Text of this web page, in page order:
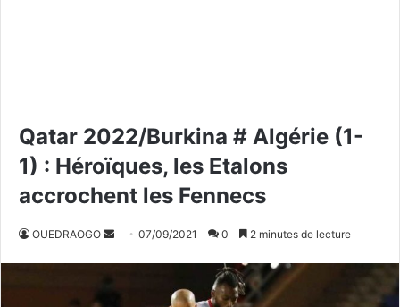
Qatar 2022/Burkina # Algérie (1-
1) : Héroïques, les Etalons
accrochent les Fennecs
OUEDRAOGO 07/09/2021 0 2 minutes de lecture